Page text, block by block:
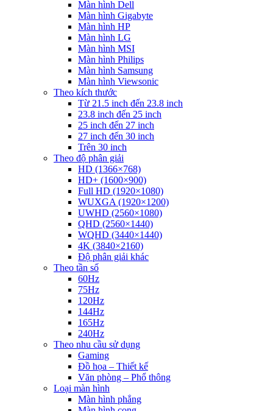
Màn hình Dell
Màn hình Gigabyte
Màn hình HP
Màn hình LG
Màn hình MSI
Màn hình Philips
Màn hình Samsung
Màn hình Viewsonic
Theo kích thước
Từ 21.5 inch đến 23.8 inch
23.8 inch đến 25 inch
25 inch đến 27 inch
27 inch đến 30 inch
Trên 30 inch
Theo độ phân giải
HD (1366×768)
HD+ (1600×900)
Full HD (1920×1080)
WUXGA (1920×1200)
UWHD (2560×1080)
QHD (2560×1440)
WQHD (3440×1440)
4K (3840×2160)
Độ phân giải khác
Theo tần số
60Hz
75Hz
120Hz
144Hz
165Hz
240Hz
Theo nhu cầu sử dụng
Gaming
Đồ họa – Thiết kế
Văn phòng – Phổ thông
Loại màn hình
Màn hình phẳng